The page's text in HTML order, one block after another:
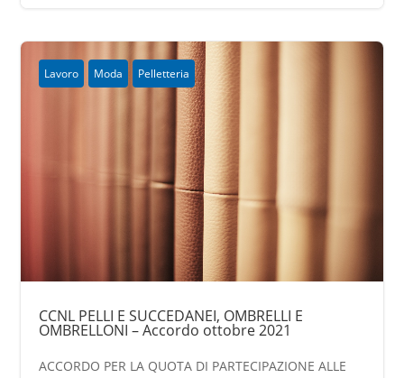
Lavoro Moda Pelletteria
CCNL PELLI E SUCCEDANEI, OMBRELLI E
OMBRELLONI – Accordo ottobre 2021
ACCORDO PER LA QUOTA DI PARTECIPAZIONE ALLE